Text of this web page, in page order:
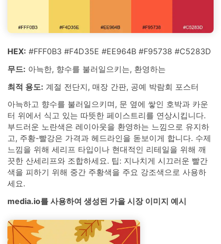
HEX: #FFF0B3 #F4D35E #EE964B #F95738 #C5283D
무드: 아늑한, 향수를 불러일으키는, 환영하는
최적 용도: 계절 전단지, 매장 간판, 공예 박람회 포스터
아늑하고 향수를 불러일으키며, 문 옆에 쌓인 호박과 카운
터 위에서 식고 있는 따뜻한 페이스트리를 연상시킵니다.
부드러운 노란색은 레이아웃을 환영하는 느낌으로 유지하
고, 주황-빨강은 가격과 헤드라인을 돋보이게 합니다. 수제
느낌을 위해 세리프 타입이나 현대적인 리테일을 위해 깨
끗한 산세리프와 조합하세요. 팁: 지나치게 시끄러운 빨간
색을 피하기 위해 중간 주황색을 주요 강조색으로 사용하
세요.
media.io를 사용하여 생성된 가을 시장 이미지 예시